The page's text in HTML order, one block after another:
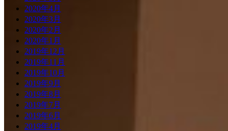
2020年4月
2020年3月
2020年2月
2020年1月
2019年12月
2019年11月
2019年10月
2019年9月
2019年8月
2019年7月
2019年6月
2019年4月